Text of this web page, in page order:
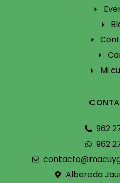
Mi
962
962
Albereda